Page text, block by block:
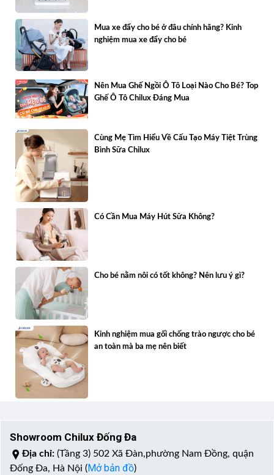
Mua xe đẩy cho bé ở đâu chính hãng? Kinh
nghiệm mua xe đẩy cho bé
Nên Mua Ghế Ngồi Ô Tô Loại Nào Cho Bé? Top
Ghế Ô Tô Chilux Đáng Mua
Cùng Mẹ Tìm Hiểu Về Cấu Tạo Máy Tiệt Trùng
Bình Sữa Chilux
Có Cần Mua Máy Hút Sữa Không?
Cho bé nằm nôi có tốt không? Nên lưu ý gì?
Kinh nghiệm mua gối chống trào ngược cho bé
an toàn mà ba mẹ nên biết
Showroom Chilux Đống Đa
Địa chỉ: (Tầng 3) 502 Xã Đàn,phường Nam Đồng, quận
Đống Đa, Hà Nội (Mở bản đồ)